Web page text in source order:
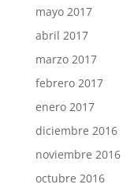
mayo 2017
abril 2017
marzo 2017
febrero 2017
enero 2017
diciembre 2016
noviembre 2016
octubre 2016